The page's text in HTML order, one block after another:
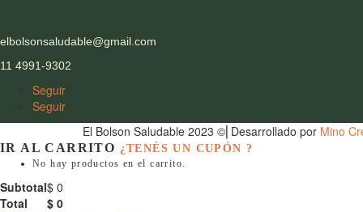
elbolsonsaludable@gmail.com
11 4991-9302
Seguir
Seguir
El Bolson Saludable 2023 ©⎜Desarrollado por Mino
IR AL CARRITO ¿TENÉS UN CUPÓN ?
No hay productos en el carrito.
Subtotal$ 0
Total
$ 0